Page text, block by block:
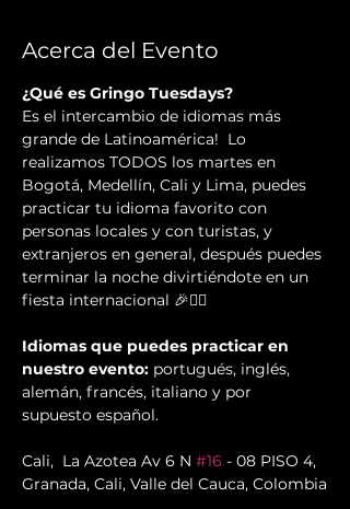
Acerca del Evento
¿Qué es Gringo Tuesdays?
Es el intercambio de idiomas más
grande de Latinoamérica!  Lo
realizamos TODOS los martes en
Bogotá, Medellín, Cali y Lima, puedes
practicar tu idioma favorito con
personas locales y con turistas, y
extranjeros en general, después puedes
terminar la noche divirtiéndote en un
fiesta internacional 🎉✌🏻️
Idiomas que puedes practicar en
nuestro evento: portugués, inglés,
alemán, francés, italiano y por
supuesto español.
Cali,  La Azotea Av 6 N #16 - 08 PISO 4,
Granada, Cali, Valle del Cauca, Colombia